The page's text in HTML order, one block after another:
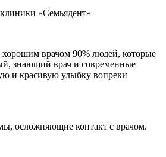
«Семьядент»
врачом 90% людей, которые
знающий врач и современные
и красивую улыбку вопреки
осложняющие контакт с врачом.